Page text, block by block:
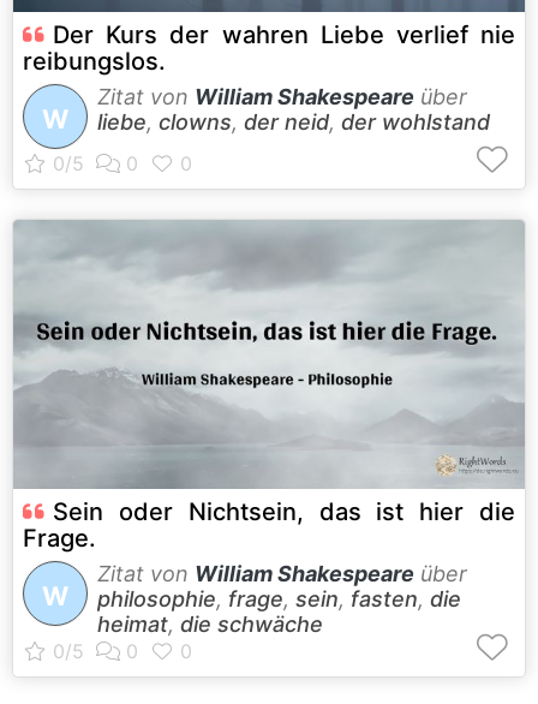
Der Kurs der wahren Liebe verlief nie
reibungslos.
W
Zitat von William Shakespeare über
liebe, clowns, der neid, der wohlstand
Sein oder Nichtsein, das ist hier die
Frage.
W
Zitat von William Shakespeare über
philosophie, frage, sein, fasten, die
heimat, die schwäche